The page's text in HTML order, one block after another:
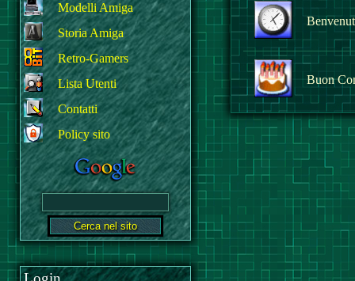
Modelli Amiga
Storia Amiga
Retro-Gamers
Lista Utenti
Contatti
Policy sito
Buon